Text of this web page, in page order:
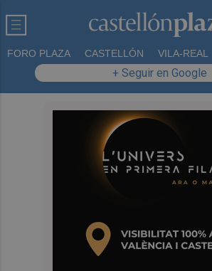
FORO PLAZA CASTELLÓN VILA-REAL
+ Seguir en Google